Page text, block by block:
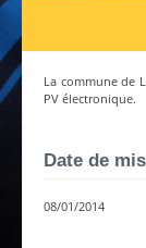
La commune de
PV électronique.
Date de
08/01/2014